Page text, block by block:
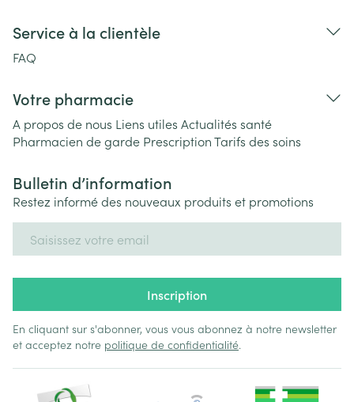
Service à la clientèle
FAQ
Votre pharmacie
A propos de nous Liens utiles Actualités santé
Pharmacien de garde PrescriptionTarifs des soins
Bulletin d’information
Restez informé des nouveaux produits et promotions
Inscription
En cliquant sur s'abonner, vous vous abonnez à notre newsletter
et acceptez notre politique de confidentialité.